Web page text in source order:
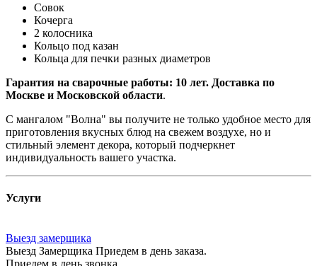
Совок
Кочерга
2 колосника
Кольцо под казан
Кольца для печки разных диаметров
Гарантия на сварочные работы: 10 лет. Доставка по
Москве и Московской области.
С мангалом "Волна" вы получите не только удобное место для
приготовления вкусных блюд на свежем воздухе, но и
стильный элемент декора, который подчеркнет
индивидуальность вашего участка.
Услуги
Выезд замерщика
Выезд Замерщика Приедем в день заказа.